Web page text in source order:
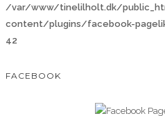
/var/www/tinelilholt.dk/
content/plugins/facebook-
42
FACEBOOK